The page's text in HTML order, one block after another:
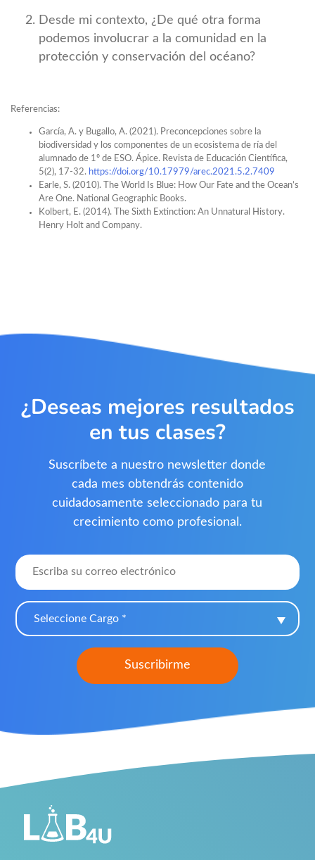
Desde mi contexto, ¿De qué otra forma
podemos involucrar a la comunidad en la
protección y conservación del océano?
Referencias:
García, A. y Bugallo, A. (2021). Preconcepciones sobre la
biodiversidad y los componentes de un ecosistema de ría del
alumnado de 1º de ESO. Ápice. Revista de Educación Científica,
5(2), 17-32. https://doi.org/10.17979/arec.2021.5.2.7409
Earle, S. (2010). The World Is Blue: How Our Fate and the Ocean’s
Are One. National Geographic Books.
Kolbert, E. (2014). The Sixth Extinction: An Unnatural History.
Henry Holt and Company.
¿Deseas mejores resultados
en tus clases?
Suscríbete a nuestro newsletter donde
cada mes obtendrás contenido
cuidadosamente seleccionado para tu
crecimiento como profesional.
Seleccione Cargo *